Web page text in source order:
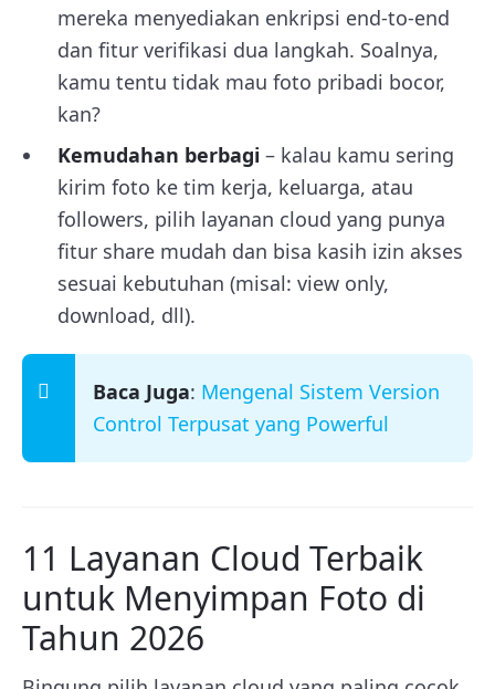
mereka menyediakan enkripsi end-to-end
dan fitur verifikasi dua langkah. Soalnya,
kamu tentu tidak mau foto pribadi bocor,
kan?
Kemudahan berbagi – kalau kamu sering
kirim foto ke tim kerja, keluarga, atau
followers, pilih layanan cloud yang punya
fitur share mudah dan bisa kasih izin akses
sesuai kebutuhan (misal: view only,
download, dll).
Baca Juga: Mengenal Sistem Version
Control Terpusat yang Powerful
11 Layanan Cloud Terbaik
untuk Menyimpan Foto di
Tahun 2026